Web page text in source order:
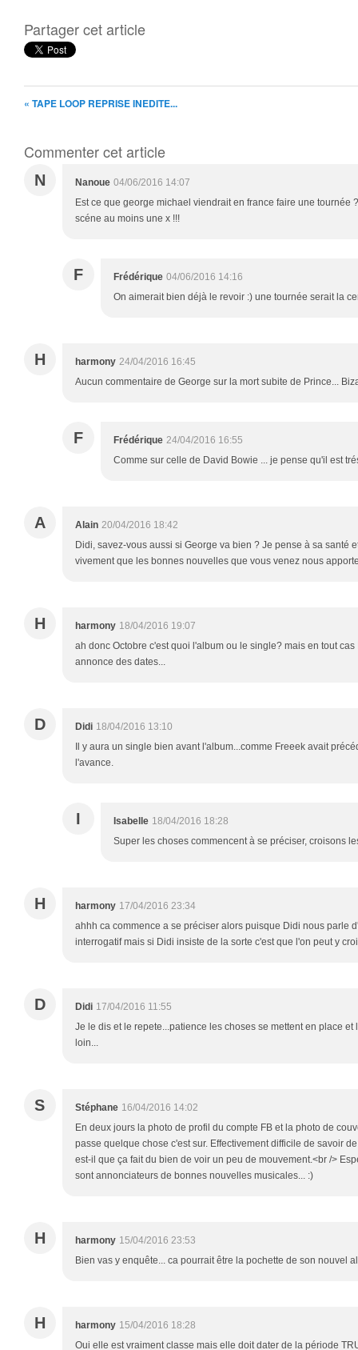
Partager cet article
« TAPE LOOP REPRISE INEDITE...
Commenter cet article
N Nanoue 04/06/2016 14:07
Est ce que george michael viendrait en france faire une tournée
scéne au moins une x !!!
F Frédérique 04/06/2016 14:16
On aimerait bien déjà le revoir :) une tournée serait la
H harmony 24/04/2016 16:45
Aucun commentaire de George sur la mort subite de Prince...
F Frédérique 24/04/2016 16:55
Comme sur celle de David Bowie ... je pense qu'il est
A Alain 20/04/2016 18:42
Didi, savez-vous aussi si George va bien ? Je pense à sa santé
vivement que les bonnes nouvelles que vous venez nous
H harmony 18/04/2016 19:07
ah donc Octobre c'est quoi l'album ou le single? mais en tout
annonce des dates...
D Didi 18/04/2016 13:10
Il y aura un single bien avant l'album...comme Freeek avait
l'avance.
I Isabelle 18/04/2016 18:28
Super les choses commencent à se préciser, croisons
H harmony 17/04/2016 23:34
ahhh ca commence a se préciser alors puisque Didi nous parle
interrogatif mais si Didi insiste de la sorte c'est que l'on peut y
D Didi 17/04/2016 11:55
Je le dis et le repete...patience les choses se mettent en place et
loin...
S Stéphane 16/04/2016 14:02
En deux jours la photo de profil du compte FB et la photo de
passe quelque chose c'est sur. Effectivement difficile de savoir
est-il que ça fait du bien de voir un peu de mouvement.<br />
sont annonciateurs de bonnes nouvelles musicales... :)
H harmony 15/04/2016 23:53
Bien vas y enquête... ca pourrait être la pochette de son nouvel
H harmony 15/04/2016 18:28
Oui elle est vraiment classe mais elle doit dater de la période